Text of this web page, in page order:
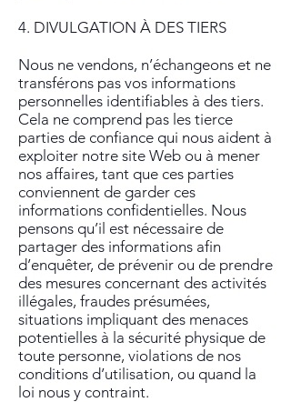
4. DIVULGATION À DES TIERS
Nous ne vendons, n’échangeons et ne
transférons pas vos informations
personnelles identifiables à des tiers.
Cela ne comprend pas les tierce
parties de confiance qui nous aident à
exploiter notre site Web ou à mener
nos affaires, tant que ces parties
conviennent de garder ces
informations confidentielles. Nous
pensons qu’il est nécessaire de
partager des informations afin
d’enquêter, de prévenir ou de prendre
des mesures concernant des activités
illégales, fraudes présumées,
situations impliquant des menaces
potentielles à la sécurité physique de
toute personne, violations de nos
conditions d’utilisation, ou quand la
loi nous y contraint.